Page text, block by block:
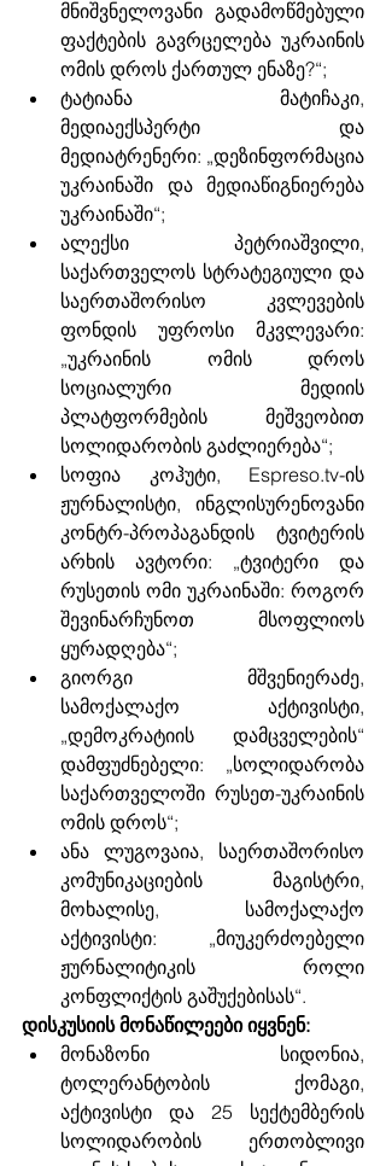
მნიშვნელოვანი გადამოწმებული
ფაქტების გავრცელება უკრაინის
ომის დროს ქართულ ენაზე?“;
ტატიანა მატიჩაკი,
მედიაექსპერტი და
მედიატრენერი: „დეზინფორმაცია
უკრაინაში და მედიაწიგნიერება
უკრაინაში“;
ალექსი პეტრიაშვილი,
საქართველოს სტრატეგიული და
საერთაშორისო კვლევების
ფონდის უფროსი მკვლევარი:
„უკრაინის ომის დროს
სოციალური მედიის
პლატფორმების მეშვეობით
სოლიდარობის გაძლიერება“;
სოფია კოჰუტი, Espreso.tv-ის
ჟურნალისტი, ინგლისურენოვანი
კონტრ-პროპაგანდის ტვიტერის
არხის ავტორი: „ტვიტერი და
რუსეთის ომი უკრაინაში: როგორ
შევინარჩუნოთ მსოფლიოს
ყურადღება“;
გიორგი მშვენიერაძე,
სამოქალაქო აქტივისტი,
„დემოკრატიის დამცველების“
დამფუძნებელი: „სოლიდარობა
საქართველოში რუსეთ-უკრაინის
ომის დროს“;
ანა ლუგოვაია, საერთაშორისო
კომუნიკაციების მაგისტრი,
მოხალისე, სამოქალაქო
აქტივისტი: „მიუკერძოებელი
ჟურნალიტიკის როლი
კონფლიქტის გაშუქებისას“.
დისკუსიის მონაწილეები იყვნენ:
მონაზონი სიდონია,
ტოლერანტობის ქომაგი,
აქტივისტი და 25 სექტემბერის
სოლიდარობის ერთობლივი